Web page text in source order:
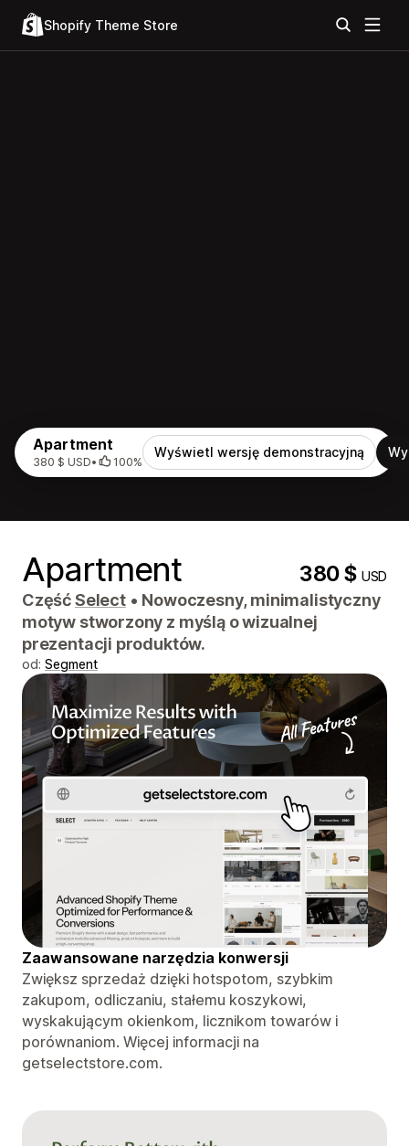
Shopify Theme Store
Apartment
380 $ USD• 100%
Wyświetl wersję demonstracyjną
Apartment 380 $USD
CzęśćSelect • Nowoczesny, minimalistyczny
motyw stworzony z myślą o wizualnej
prezentacji produktów.
od: Segment
Zaawansowane narzędzia konwersji
Zwiększ sprzedaż dzięki hotspotom, szybkim
zakupom, odliczaniu, stałemu koszykowi,
wyskakującym okienkom, licznikom towarów i
porównaniom. Więcej informacji na
getselectstore.com.